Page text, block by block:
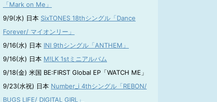
「Mark on Me」
9/9(水) 日本 SixTONES 18thシングル「Dance
Forever/ マイオンリー」
9/16(水) 日本 INI 9thシングル「ANTHEM」
9/16(水) 日本 M!LK 1stミニアルバム
9/18(金) 米国 BE:FIRST Global EP「WATCH ME」
9/23(水祝) 日本 Number_i 4thシングル「REBON/
BUGS LIFE/ DIGITAL GIRL」